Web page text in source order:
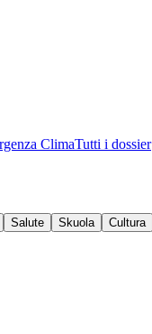
ClimaTutti i dossier
Salute Skuola Cultura